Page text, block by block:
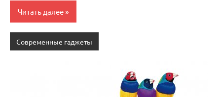
Читать далее
Современные гаджеты